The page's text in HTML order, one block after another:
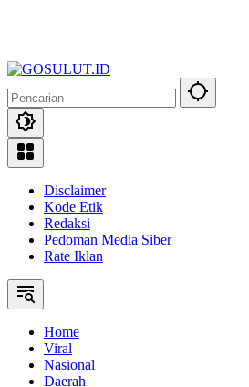
Disclaimer
Kode Etik
Redaksi
Pedoman Media Siber
Rate Iklan
Home
Viral
Nasional
Daerah